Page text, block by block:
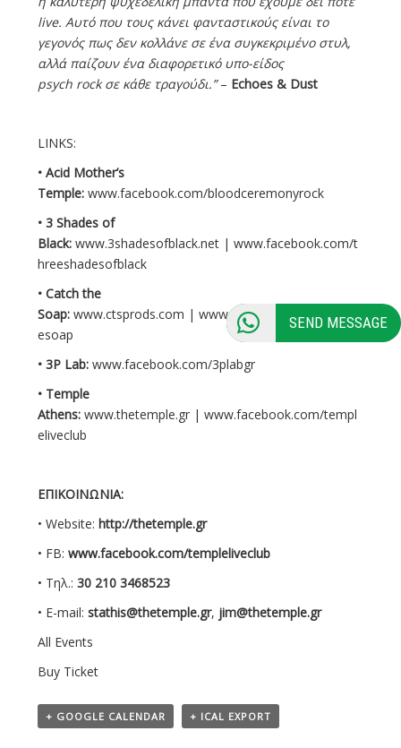
live. Αυτό που τους κάνει φανταστικούς είναι το
γεγονός πως δεν κολλάνε σε ένα συγκεκριμένο στυλ,
αλλά παίζουν ένα διαφορετικό υπο-είδος
psych rockσε κάθε τραγούδι.”– Echoes & Dust
LINKS:
• Acid Mother’s
Temple:www.facebook.com/bloodceremonyrock
• 3 Shades of
Black: www.3shadesofblack.net |www.facebook.com/t
hreeshadesofblack
• Catch the
Soap:www.ctsprods.com |www.facebook.com/catchth
esoap
• 3P Lab:www.facebook.com/3plabgr
• Temple
Athens: www.thetemple.gr |www.facebook.com/templ
eliveclub
ΕΠΙΚΟΙΝΩΝΙΑ:
• Website:http://thetemple.gr
• FB:www.facebook.com/templeliveclub
• Τηλ.: 30 210 3468523
• E-mail:stathis@thetemple.gr, jim@thetemple.gr
All Events
Buy Ticket
+ GOOGLE CALENDAR + ICAL EXPORT
SEND MESSAGE